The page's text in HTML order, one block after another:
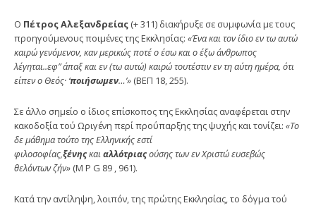
Ο Πέτρος Αλεξανδρείας (+ 311) διακήρυξε σε συμφω­νία με τους
προηγούμενους ποιμένες της Εκκλησίας: «Ένα και τον ίδιο εν τω αυτώ
καιρώ γενόμενον, καν με­ρικώς ποτέ ο έσω και ο έξω άνθρωπος
λέγηται..εφ” άπαξ και εν (τω αυτώ) καιρώ τουτέστιν εν τη αύτη ημέρα, ότι
είπεν ο Θεός· ‘ποιήσωμεν…’» (ΒΕΠ 18, 255).
Σε άλλο σημείο ο ίδιος επίσκοπος της Εκκλησίας ανα­φέρεται στην
κακοδοξία τού Ωριγένη περί προΰπαρξης της ψυχής και τονίζει: «Το
δε μάθημα τούτο της Ελληνικής εστί
φιλοσοφίας,ξένηςκαιαλλότριαςούσης των εν Χριστώ ευσεβώς
θελόντων ζήν» (Μ Ρ G 89 , 961).
Κατά την αντίληψη, λοιπόν, της πρώτης Εκκλησίας, το δόγμα τού